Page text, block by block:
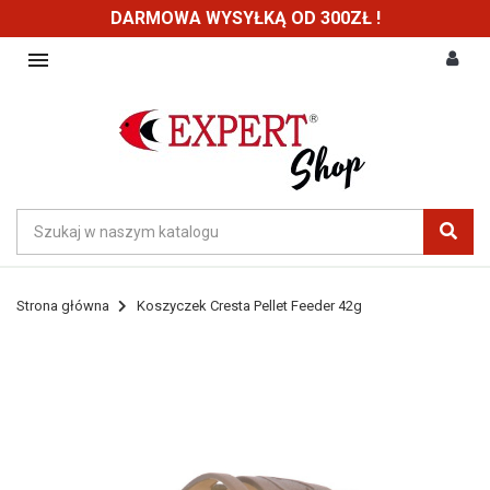
DARMOWA WYSYŁKĄ OD 300ZŁ !

Strona główna Koszyczek Cresta Pellet Feeder 42g